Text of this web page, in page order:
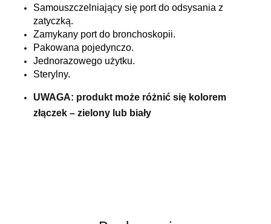
Samouszczelniający się port do odsysania z
zatyczką.
Zamykany port do bronchoskopii.
Pakowana pojedynczo.
Jednorazowego użytku.
Sterylny.
UWAGA: produkt może różnić się kolorem
złączek – zielony lub biały